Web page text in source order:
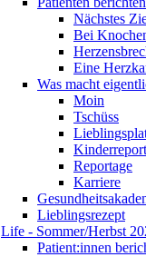
Nächstes
Bei
Eine
Was macht
Moin
Tschüss
Reportage
Karriere
Lieblingsrezept
Life - Sommer/Herbst
Patient:innen